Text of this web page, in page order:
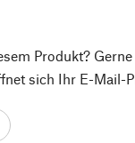
Produkt?
sich Ihr E-Mail-